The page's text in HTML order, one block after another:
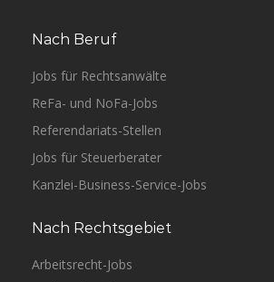
Nach Beruf
Jobs für Rechtsanwälte
ReFa- und NoFa-Jobs
Referendariats-Stellen
Jobs für Steuerberater
Kanzlei-Business-Service-Jobs
Nach Rechtsgebiet
Arbeitsrecht-Jobs